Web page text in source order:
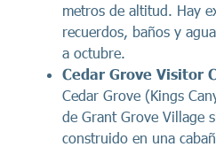
metros de altitud. Hay
recuerdos, baños y
a octubre.
Cedar Grove Visitor
Cedar Grove (Kings
de Grant Grove Village
construido en una